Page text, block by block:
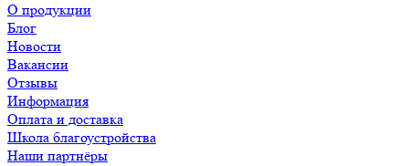
О продукции
Блог
Новости
Вакансии
Отзывы
Информация
Оплата и доставка
Школа благоустройства
Наши партнёры